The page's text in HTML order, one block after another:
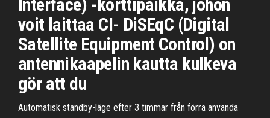
Interface) -korttipaikka, johon
voit laittaa CI- DiSEqC (Digital
Satellite Equipment Control) on
antennikaapelin kautta kulkeva
gör att du
Automatisk standby-läge efter 3 timmar från förra använda